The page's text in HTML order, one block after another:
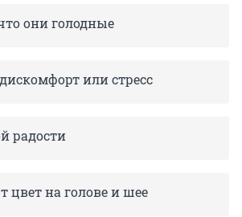
они голодные
или стресс
радости
цвет на голове и шее